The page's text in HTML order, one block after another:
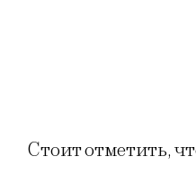
Стоит отметить,